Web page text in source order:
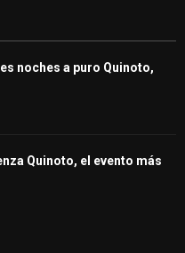
H
noches a puro Quinoto,
Quinoto, el evento más